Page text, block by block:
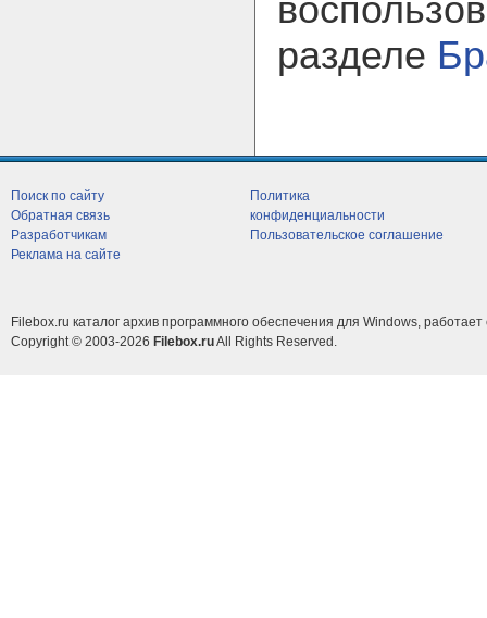
разделе
Поиск по сайту
Обратная связь
Разработчикам
Реклама на сайте
Политика
конфиденциальности
Пользовательское соглашение
Filebox.ru каталог архив программного обеспечения для Windows, работает
Copyright © 2003-2026 Filebox.ruAll Rights Reserved.